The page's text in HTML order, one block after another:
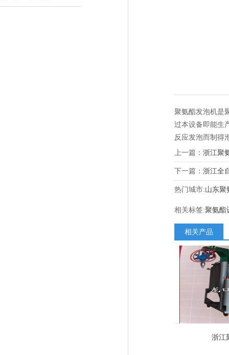
聚氨酯发泡机是
过本设备即能生
反应发泡而制得
上一篇： 浙江聚
下一篇： 浙江全
热门城市:山东聚
相关标签:聚氨酯
相关产品
浙江